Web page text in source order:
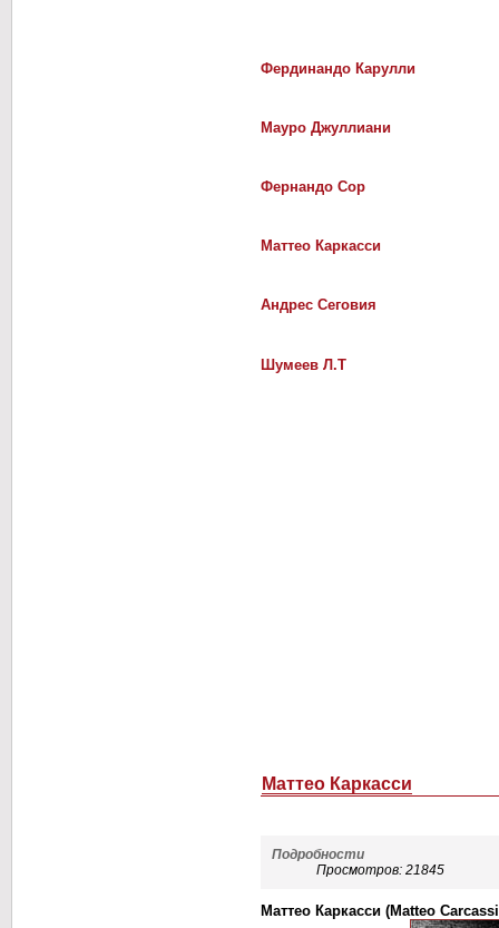
Фердинандо Карулли
Мауро Джуллиани
Фернандо Сор
Маттео Каркасси
Андрес Сеговия
Шумеев Л.Т
Маттео Каркасси
Подробности
Просмотров: 21845
Маттео Каркасси (Matteo